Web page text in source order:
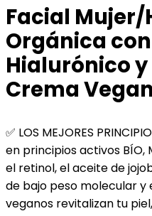
Facial
Orgánica
Hialurónico
Crema
✅ LOS MEJORES
en principios activos BÍO,
el retinol, el aceite de
de bajo peso molecular y
veganos revitalizan tu